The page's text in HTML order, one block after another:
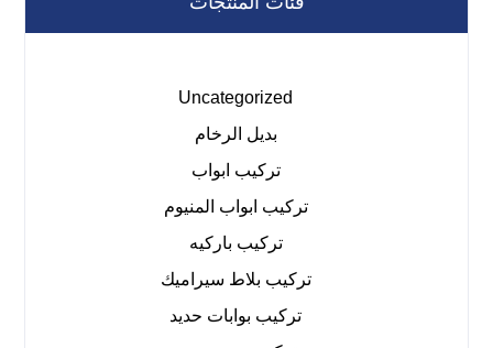
Uncategorized
بديل الرخام
تركيب ابواب
تركيب ابواب المنيوم
تركيب باركيه
تركيب بلاط سيراميك
تركيب بوابات حديد